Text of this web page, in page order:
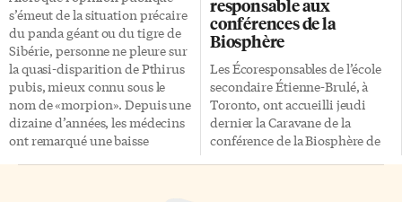
notamment les maladies
pulmonaires et
cardiovasculaires — diminuer
de […]
les ont surpris. Alors à quelques
jours de la période
d’achalandage de la semaine de
relâche, […]
s’émeut de la situation précaire
du panda géant ou du tigre de
Sibérie, personne ne pleure sur
la quasi-disparition de Pthirus
pubis, mieux connu sous le
nom de «morpion». Depuis une
dizaine d’années, les médecins
ont remarqué une baisse
responsable aux
conférences de la
Biosphère
Les Écoresponsables de l’école
secondaire Étienne-Brulé, à
Toronto, ont accueilli jeudi
dernier la Caravane de la
conférence de la Biosphère de